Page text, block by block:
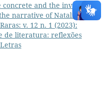
concrete and the invisible:
narrative of Natalia
v. 12 n. 1 (2023):
de literatura: reflexões